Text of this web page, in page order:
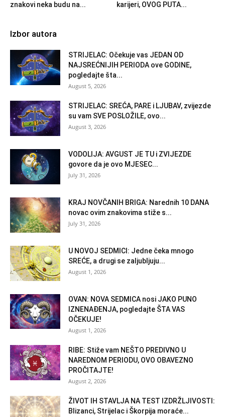
znakovi neka budu na...
karijeri, OVOG PUTA...
Izbor autora
STRIJELAC: Očekuje vas JEDAN OD
NAJSREĆNIJIH PERIODA ove GODINE,
pogledajte šta...
August 5, 2026
STRIJELAC: SREĆA, PARE i LJUBAV, zvijezde
su vam SVE POSLOŽILE, ovo...
August 3, 2026
VODOLIJA: AVGUST JE TU i ZVIJEZDE
govore da je ovo MJESEC...
July 31, 2026
KRAJ NOVČANIH BRIGA: Narednih 10 DANA
novac ovim znakovima stiže s...
July 31, 2026
U NOVOJ SEDMICI: Jedne čeka mnogo
SREĆE, a drugi se zaljubljuju...
August 1, 2026
OVAN: NOVA SEDMICA nosi JAKO PUNO
IZNENAĐENJA, pogledajte ŠTA VAS
OČEKUJE!
August 1, 2026
RIBE: Stiže vam NEŠTO PREDIVNO U
NAREDNOM PERIODU, OVO OBAVEZNO
PROČITAJTE!
August 2, 2026
ŽIVOT IH STAVLJA NA TEST IZDRŽLJIVOSTI:
Blizanci, Strijelac i Škorpija moraće...